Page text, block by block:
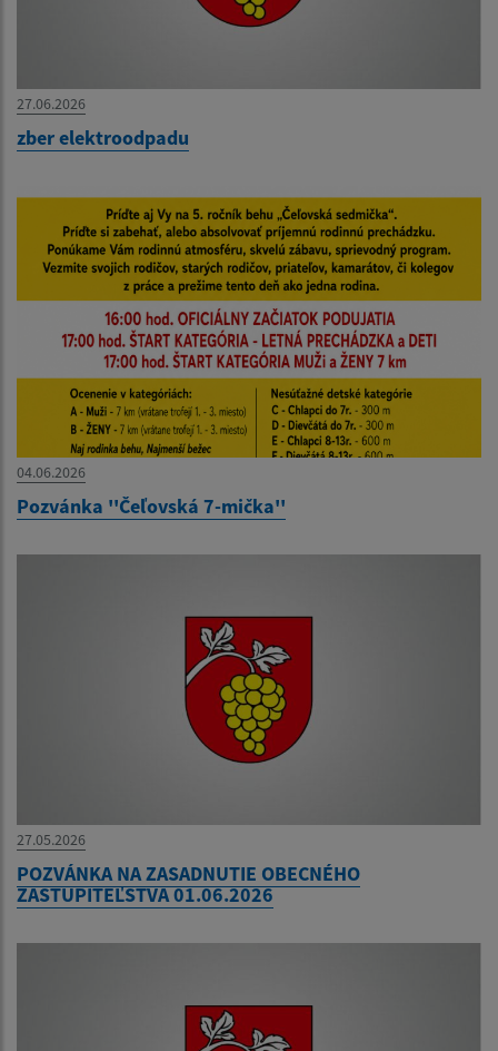
27.06.2026
zber elektroodpadu
04.06.2026
Pozvánka ''Čeľovská 7-mička''
27.05.2026
POZVÁNKA NA ZASADNUTIE OBECNÉHO
ZASTUPITEĽSTVA 01.06.2026